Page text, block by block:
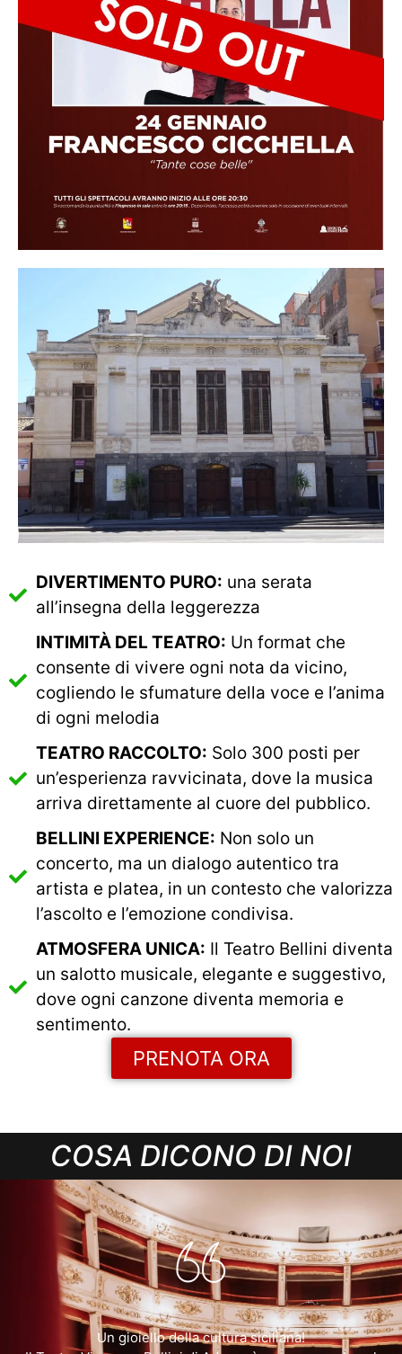
DIVERTIMENTO PURO: una serata
all’insegna della leggerezza
INTIMITÀ DEL TEATRO: Un format che
consente di vivere ogni nota da vicino,
cogliendo le sfumature della voce e l’anima
di ogni melodia
TEATRO RACCOLTO: Solo 300 posti per
un’esperienza ravvicinata, dove la musica
arriva direttamente al cuore del pubblico.
BELLINI EXPERIENCE: Non solo un
concerto, ma un dialogo autentico tra
artista e platea, in un contesto che valorizza
l’ascolto e l’emozione condivisa.
ATMOSFERA UNICA: Il Teatro Bellini diventa
un salotto musicale, elegante e suggestivo,
dove ogni canzone diventa memoria e
sentimento.
PRENOTA ORA
COSA DICONO DI NOI
Un gioiello della cultura siciliana!